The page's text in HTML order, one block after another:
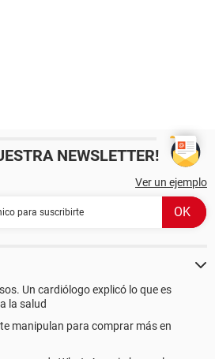
NEWSLETTER!
Ver un ejemplo
Un cardiólogo explicó lo que es
la salud
manipulan para comprar más en